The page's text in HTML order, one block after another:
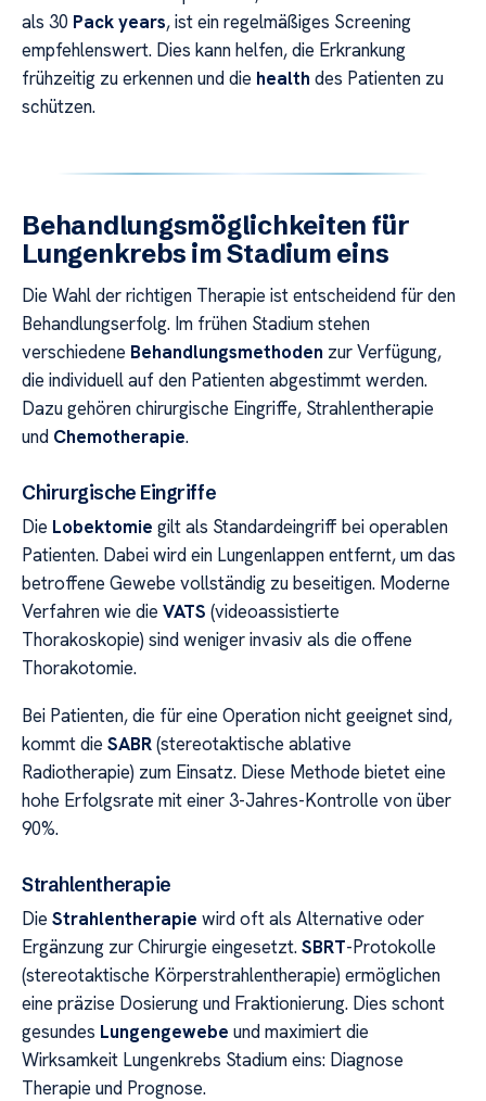
als 30 Pack years, ist ein regelmäßiges Screening
empfehlenswert. Dies kann helfen, die Erkrankung
frühzeitig zu erkennen und die health des Patienten zu
schützen.
Behandlungsmöglichkeiten für
Lungenkrebs im Stadium eins
Die Wahl der richtigen Therapie ist entscheidend für den
Behandlungserfolg. Im frühen Stadium stehen
verschiedene Behandlungsmethoden zur Verfügung,
die individuell auf den Patienten abgestimmt werden.
Dazu gehören chirurgische Eingriffe, Strahlentherapie
und Chemotherapie.
Chirurgische Eingriffe
Die Lobektomie gilt als Standardeingriff bei operablen
Patienten. Dabei wird ein Lungenlappen entfernt, um das
betroffene Gewebe vollständig zu beseitigen. Moderne
Verfahren wie die VATS (videoassistierte
Thorakoskopie) sind weniger invasiv als die offene
Thorakotomie.
Bei Patienten, die für eine Operation nicht geeignet sind,
kommt die SABR(stereotaktische ablative
Radiotherapie) zum Einsatz. Diese Methode bietet eine
hohe Erfolgsrate mit einer 3-Jahres-Kontrolle von über
90%.
Strahlentherapie
Die Strahlentherapie wird oft als Alternative oder
Ergänzung zur Chirurgie eingesetzt.SBRT-Protokolle
(stereotaktische Körperstrahlentherapie) ermöglichen
eine präzise Dosierung und Fraktionierung. Dies schont
gesundes Lungengewebe und maximiert die
Wirksamkeit Lungenkrebs Stadium eins: Diagnose
Therapie und Prognose.